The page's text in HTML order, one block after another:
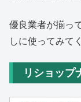
優良業者が揃っ
しに使ってみて
リショップ